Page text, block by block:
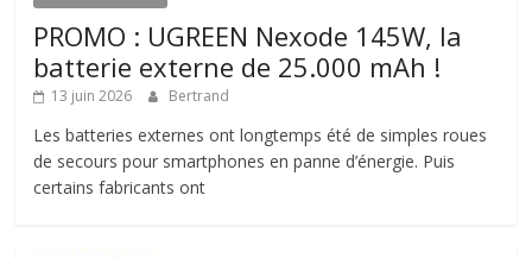
PROMO : UGREEN Nexode 145W, la
batterie externe de 25.000 mAh !
13 juin 2026 Bertrand
Les batteries externes ont longtemps été de simples roues
de secours pour smartphones en panne d’énergie. Puis
certains fabricants ont